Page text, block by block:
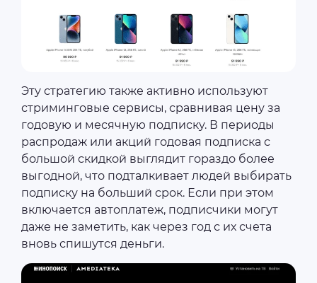
Эту стратегию также активно используют
стриминговые сервисы, сравнивая цену за
годовую и месячную подписку. В периоды
распродаж или акций годовая подписка с
большой скидкой выглядит гораздо более
выгодной, что подталкивает людей выбирать
подписку на больший срок. Если при этом
включается автоплатеж, подписчики могут
даже не заметить, как через год с их счета
вновь спишутся деньги.